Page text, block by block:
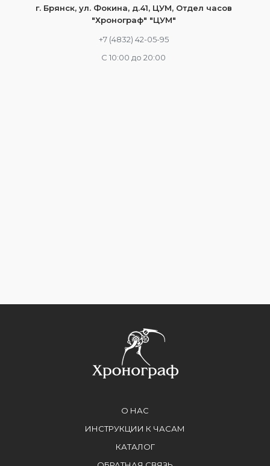
г. Брянск, ул. Фокина, д.41, ЦУМ, Отдел часов
"Хронограф" "ЦУМ"
+7 (4832) 42-05-95
С 10:00 до 20:00
О НАС
ИНСТРУКЦИИ К ЧАСАМ
КАТАЛОГ